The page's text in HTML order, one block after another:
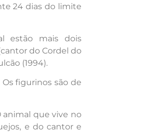
24 dias do limite
estão mais dois
do Cordel do
(1994).
figurinos são de
animal que vive no
e do cantor e